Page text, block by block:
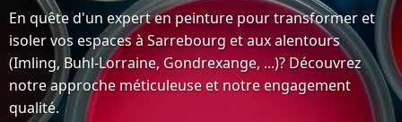
En quête d'un expert en peinture pour transformer et
isoler vos espaces à Sarrebourg et aux alentours
(Imling, Buhl-Lorraine, Gondrexange, ...)? Découvrez
notre approche méticuleuse et notre engagement
qualité.